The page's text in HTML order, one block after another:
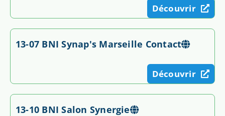
Découvrir
13-07 BNI Synap's Marseille Contact
Découvrir
13-10 BNI Salon Synergie